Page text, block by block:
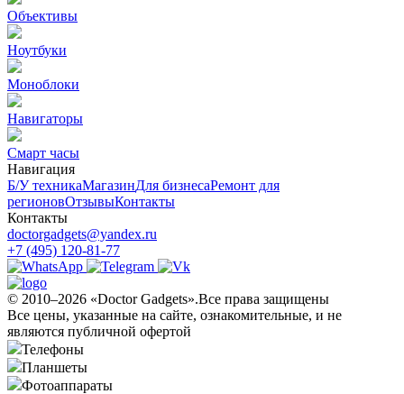
Объективы
Ноутбуки
Моноблоки
Навигаторы
Смарт часы
Навигация
Б/У техникaМагазинДля бизнесаРемонт для
регионовОтзывыКонтакты
Контакты
doctorgadgets@yandex.ru
+7 (495) 120-81-77
© 2010–2026 «Doctor Gadgets».Все права защищены
Все цены, указанные на сайте, ознакомительные, и не
являются публичной офертой
Телефоны
Планшеты
Фотоаппараты